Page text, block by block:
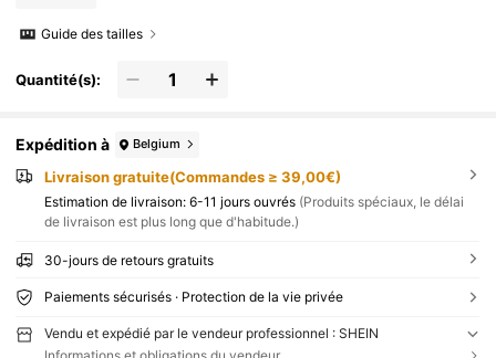
Guide des tailles
Quantité(s):
Expédition à Belgium
Livraison gratuite(Commandes ≥ 39,00€)
Estimation de livraison: 6-11 jours ouvrés (Produits spéciaux, le délai
de livraison est plus long que d'habitude.)
30-jours de retours gratuits
Paiements sécurisés · Protection de la vie privée
Vendu et expédié par le vendeur professionnel : SHEIN